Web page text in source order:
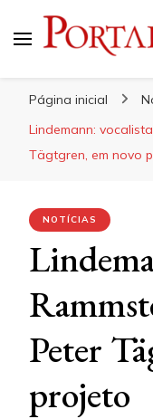
Página inicial
Lindemann:
Tägtgren, em novo
NOTÍCIAS
Peter
projeto